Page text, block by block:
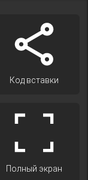
Код вставки
Полный экран